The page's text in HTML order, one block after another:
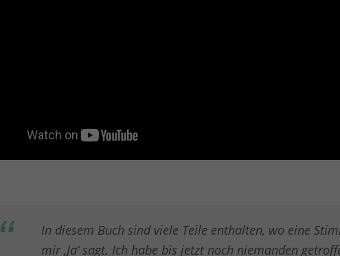
In diesem Buch sind viele Teile enthalten, wo eine
mir ‚Ja‘ sagt. Ich habe bis jetzt noch niemanden